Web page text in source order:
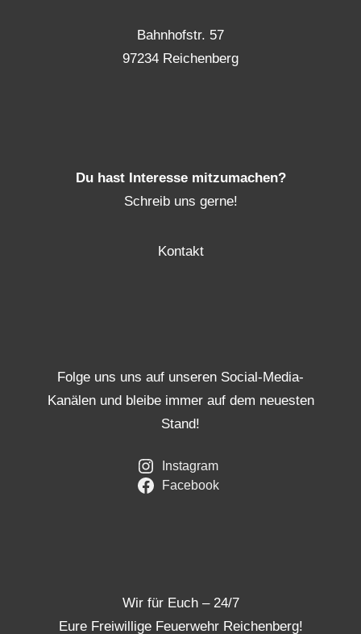
Bahnhofstr. 57
97234 Reichenberg
Du hast Interesse mitzumachen?
Schreib uns gerne!
Kontakt
Folge uns uns auf unseren Social-Media-
Kanälen und bleibe immer auf dem neuesten
Stand!
Instagram
Facebook
Wir für Euch – 24/7
Eure Freiwillige Feuerwehr Reichenberg!